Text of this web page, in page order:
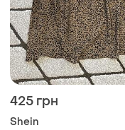
425 грн
Shein